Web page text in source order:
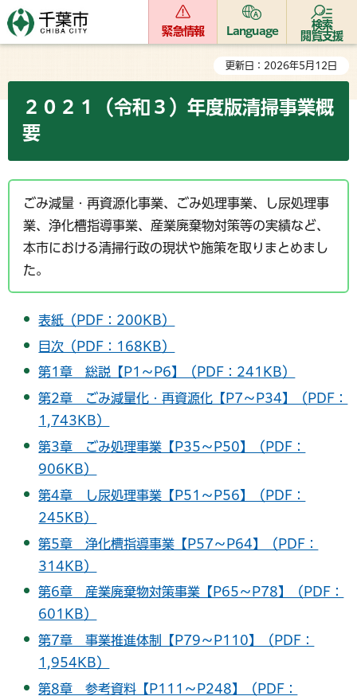
緊急情報 Language
検索
閲覧支援
更新日：2026年5月12日
２０２１（令和３）年度版清掃事業概
要
ごみ減量・再資源化事業、ごみ処理事業、し尿処理事
業、浄化槽指導事業、産業廃棄物対策等の実績など、
本市における清掃行政の現状や施策を取りまとめまし
た。
表紙（PDF：200KB）
目次（PDF：168KB）
第1章 総説【P1～P6】（PDF：241KB）
第2章 ごみ減量化・再資源化【P7～P34】（PDF：
1,743KB）
第3章 ごみ処理事業【P35～P50】（PDF：
906KB）
第4章 し尿処理事業【P51～P56】（PDF：
245KB）
第5章 浄化槽指導事業【P57～P64】（PDF：
314KB）
第6章 産業廃棄物対策事業【P65～P78】（PDF：
601KB）
第7章 事業推進体制【P79～P110】（PDF：
1,954KB）
第8章 参考資料【P111～P248】（PDF：